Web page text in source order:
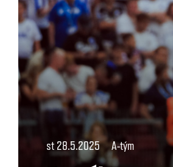
st 28.5.2025 A-tým